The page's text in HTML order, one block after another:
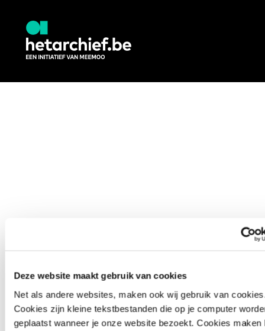
Deze website maakt gebruik van cookies
Net als andere websites, maken ook wij gebruik van
Cookies zijn kleine tekstbestanden die op je computer
geplaatst wanneer je onze website bezoekt. Cookies maken